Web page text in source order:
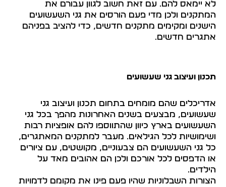
לא יימאס להם. עם זאת חשוב לגוון עבורם את
המתקנים ולכן מדי פעם הורסים את גני השעשועים
הישנים ומקימים מתקנים חדשים, כדי להציב בפניהם
אתגרים חדשים.
תכנון ועיצוב גני שעשועים
אדריכלים שהם מומחים בתחום תכנון ועיצוב גני
שעשועים, מבצעים בשנים האחרונות מהפך בכל גני
השעשועים בארץ כיוון שהתווספו להם אופציות רבות
ושימושיות לכל הגילאים. מעבר למתקנים המאתגרים,
כל גני השעשועים הם צבעוניים, מקושטים, עם ציורים
או הדפסים לכל אורכם ולכן הם אהובים מאד על
הילדים.
הצורות השבלוניות שהיו פעם פינו את מקומם לדמויות